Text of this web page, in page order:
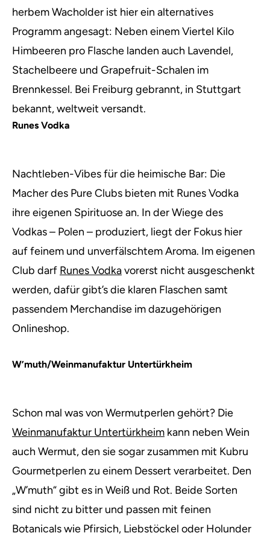
herbem Wacholder ist hier ein alternatives
Programm angesagt: Neben einem Viertel Kilo
Himbeeren pro Flasche landen auch Lavendel,
Stachelbeere und Grapefruit-Schalen im
Brennkessel. Bei Freiburg gebrannt, in Stuttgart
bekannt, weltweit versandt.
Runes Vodka
Nachtleben-Vibes für die heimische Bar: Die
Macher des Pure Clubs bieten mit Runes Vodka
ihre eigenen Spirituose an. In der Wiege des
Vodkas – Polen – produziert, liegt der Fokus hier
auf feinem und unverfälschtem Aroma. Im eigenen
Club darf Runes Vodkavorerst nicht ausgeschenkt
werden, dafür gibt’s die klaren Flaschen samt
passendem Merchandise im dazugehörigen
Onlineshop.
W’muth/Weinmanufaktur Untertürkheim
Schon mal was von Wermutperlen gehört? Die
Weinmanufaktur Untertürkheim kann neben Wein
auch Wermut, den sie sogar zusammen mit Kubru
Gourmetperlen zu einem Dessert verarbeitet. Den
„W’muth“ gibt es in Weiß und Rot. Beide Sorten
sind nicht zu bitter und passen mit feinen
Botanicals wie Pfirsich, Liebstöckel oder Holunder